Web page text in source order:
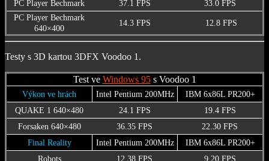
PC Player Bechmark
37.1 FPS
33.0 FPS
PC Player Bechmark
640×400
14.3 FPS 12.8 FPS
Testy s 3D kartou 3DFX Voodoo 1.
Test ve Windows 95s Voodoo 1
Výkon ve hrách Intel Pentium 200MHz
IBM 6x86L PR200+
QUAKE 1 640×480
24.1 FPS
19.4 FPS
Forsaken 640×480
36.35 FPS
22.30 FPS
Final Reality
Intel Pentium 200MHz
IBM 6x86L PR200+
Robots
12.38 FPS 9.20 FPS